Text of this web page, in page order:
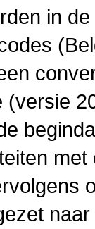
in
(versie